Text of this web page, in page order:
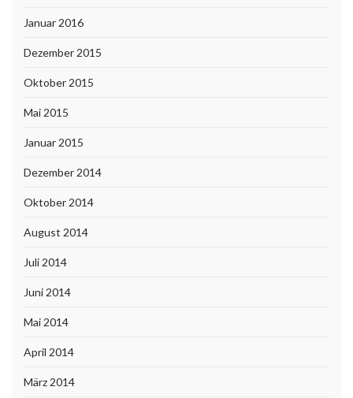
Januar 2016
Dezember 2015
Oktober 2015
Mai 2015
Januar 2015
Dezember 2014
Oktober 2014
August 2014
Juli 2014
Juni 2014
Mai 2014
April 2014
März 2014